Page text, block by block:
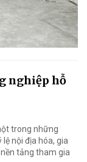
nghiệp hỗ
trong những
nội địa hóa, gia
tảng tham gia